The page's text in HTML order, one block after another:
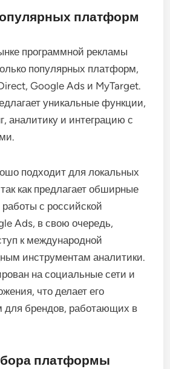
платформ
программной рекламы
популярных платформ,
Google Ads и MyTarget.
уникальные функции,
аналитику и интеграцию с
подходит для локальных
как предлагает обширные
с российской
Ads, в свою очередь,
к международной
инструментам аналитики.
на социальные сети и
что делает его
для брендов, работающих в
платформы